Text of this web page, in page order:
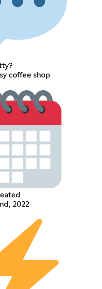
coffee shop
2022